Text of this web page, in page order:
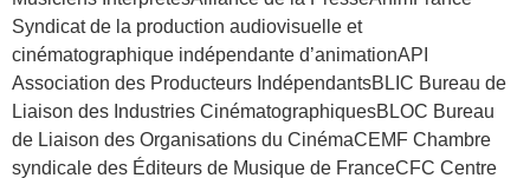
Syndicat de la production audiovisuelle et
cinématographique indépendante d’animationAPI
Association des Producteurs IndépendantsBLIC Bureau de
Liaison des Industries CinématographiquesBLOC Bureau
de Liaison des Organisations du CinémaCEMF Chambre
syndicale des Éditeurs de Musique de FranceCFC Centre